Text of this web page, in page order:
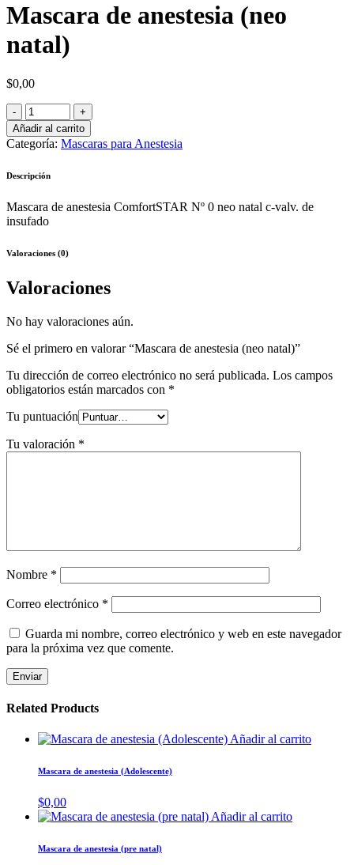
Mascara de anestesia (neo
natal)
$0,00
Añadir al carrito
Categoría: Mascaras para Anestesia
Descripción
Mascara de anestesia ComfortSTAR Nº 0 neo natal c-valv. de
insufado
Valoraciones (0)
Valoraciones
No hay valoraciones aún.
Sé el primero en valorar “Mascara de anestesia (neo natal)”
Tu dirección de correo electrónico no será publicada. Los campos
obligatorios están marcados con *
Tu puntuación
Tu valoración *
Nombre *
Correo electrónico *
Guarda mi nombre, correo electrónico y web en este navegador
para la próxima vez que comente.
Related Products
Añadir al carrito
Mascara de anestesia (Adolescente)
$0,00
Añadir al carrito
Mascara de anestesia (pre natal)